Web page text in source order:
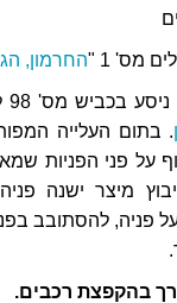
מס' 1 " החרמון,
. בתום העלייה
על פני הפניות
מיצר ישנה
להסתובב
בהקפצת רכבים.